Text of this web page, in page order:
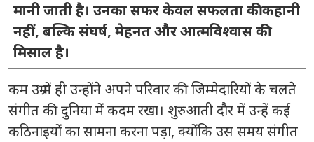
मानी जाती है। उनका सफर केवल सफलता की कहानी
नहीं, बल्कि संघर्ष, मेहनत और आत्मविश्वास की
मिसाल है।
कम उम्र में ही उन्होंने अपने परिवार की जिम्मेदारियों के चलते
संगीत की दुनिया में कदम रखा। शुरुआती दौर में उन्हें कई
कठिनाइयों का सामना करना पड़ा, क्योंकि उस समय संगीत